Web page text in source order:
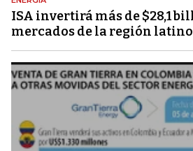
ISA invertirá más de $28,1
mercados de la región